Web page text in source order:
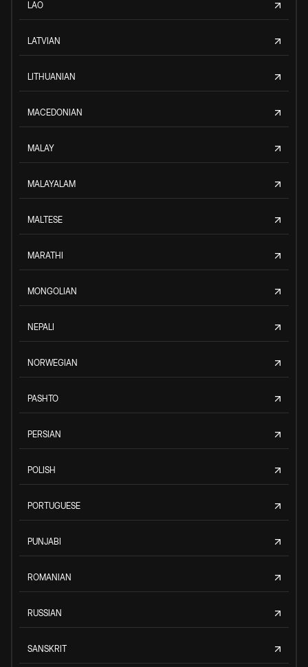
LAO
LATVIAN
LITHUANIAN
MACEDONIAN
MALAY
MALAYALAM
MALTESE
MARATHI
MONGOLIAN
NEPALI
NORWEGIAN
PASHTO
PERSIAN
POLISH
PORTUGUESE
PUNJABI
ROMANIAN
RUSSIAN
SANSKRIT